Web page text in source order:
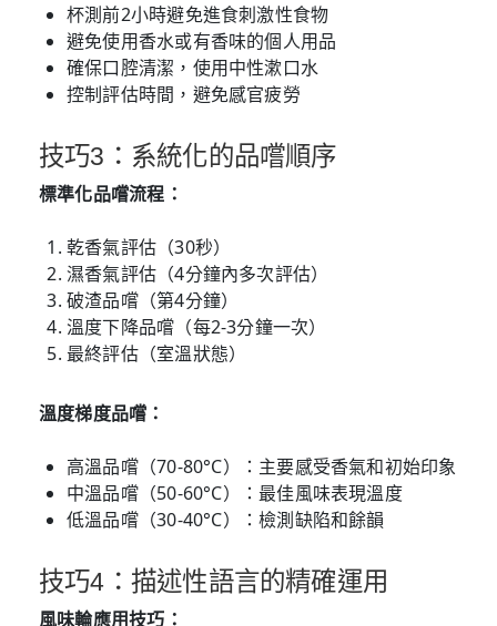
杯測前2小時避免進食刺激性食物
避免使用香水或有香味的個人用品
確保口腔清潔，使用中性漱口水
控制評估時間，避免感官疲勞
技巧3：系統化的品嚐順序
標準化品嚐流程：
乾香氣評估（30秒）
濕香氣評估（4分鐘內多次評估）
破渣品嚐（第4分鐘）
溫度下降品嚐（每2-3分鐘一次）
最終評估（室溫狀態）
溫度梯度品嚐：
高溫品嚐（70-80°C）：主要感受香氣和初始印象
中溫品嚐（50-60°C）：最佳風味表現溫度
低溫品嚐（30-40°C）：檢測缺陷和餘韻
技巧4：描述性語言的精確運用
風味輪應用技巧：